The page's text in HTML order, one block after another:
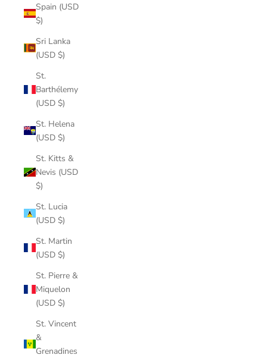
Spain (USD
$)
Sri Lanka
(USD $)
St.
Barthélemy
(USD $)
St. Helena
(USD $)
St. Kitts &
Nevis (USD
$)
St. Lucia
(USD $)
St. Martin
(USD $)
St. Pierre &
Miquelon
(USD $)
St. Vincent
&
Grenadines